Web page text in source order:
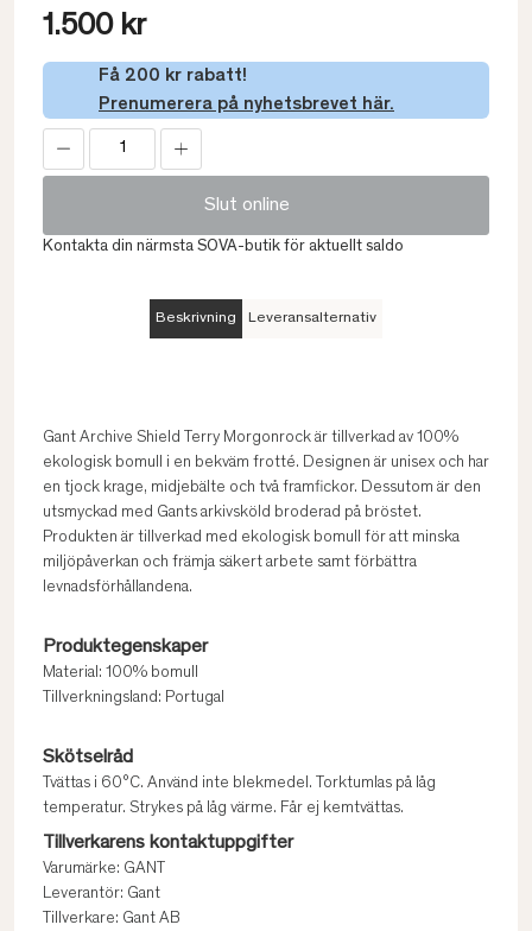
1.500 kr
Få 200 kr rabatt!
Prenumerera på nyhetsbrevet här.
Slut online
Kontakta din närmsta SOVA-butik för aktuellt saldo
Beskrivning Leveransalternativ
Gant Archive Shield Terry Morgonrock är tillverkad av 100%
ekologisk bomull i en bekväm frotté. Designen är unisex och har
en tjock krage, midjebälte och två framfickor. Dessutom är den
utsmyckad med Gants arkivsköld broderad på bröstet.
Produkten är tillverkad med ekologisk bomull för att minska
miljöpåverkan och främja säkert arbete samt förbättra
levnadsförhållandena.
Produktegenskaper
Material: 100% bomull
Tillverkningsland: Portugal
Skötselråd
Tvättas i 60°C. Använd inte blekmedel. Torktumlas på låg
temperatur. Strykes på låg värme. Får ej kemtvättas.
Tillverkarens kontaktuppgifter
Varumärke: GANT
Leverantör: Gant
Tillverkare: Gant AB